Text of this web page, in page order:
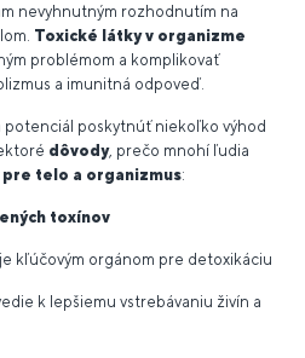
nevyhnutným rozhodnutím na
Toxické látky v organizme
problémom a komplikovať
a imunitná odpoveď.
potenciál poskytnúť niekoľko výhod
dôvody, prečo mnohí ľudia
telo a organizmus:
toxínov
je kľúčovým orgánom pre detoxikáciu
k lepšiemu vstrebávaniu živín a